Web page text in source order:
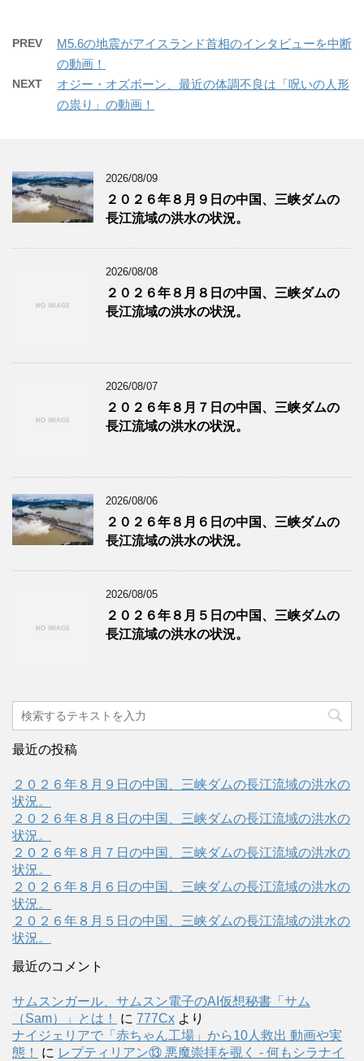
PREV
M5.6の地震がアイスランド首相のインタビューを中断
の動画！
NEXT
オジー・オズボーン、最近の体調不良は「呪いの人形
の祟り」の動画！
2026/08/09
２０２６年８月９日の中国、三峡ダムの
長江流域の洪水の状況。
2026/08/08
２０２６年８月８日の中国、三峡ダムの
長江流域の洪水の状況。
2026/08/07
２０２６年８月７日の中国、三峡ダムの
長江流域の洪水の状況。
2026/08/06
２０２６年８月６日の中国、三峡ダムの
長江流域の洪水の状況。
2026/08/05
２０２６年８月５日の中国、三峡ダムの
長江流域の洪水の状況。
最近の投稿
２０２６年８月９日の中国、三峡ダムの長江流域の洪水の
状況。
２０２６年８月８日の中国、三峡ダムの長江流域の洪水の
状況。
２０２６年８月７日の中国、三峡ダムの長江流域の洪水の
状況。
２０２６年８月６日の中国、三峡ダムの長江流域の洪水の
状況。
２０２６年８月５日の中国、三峡ダムの長江流域の洪水の
状況。
最近のコメント
サムスンガール、サムスン電子のAI仮想秘書「サム
（Sam）」とは！
に 777Cx より
ナイジェリアで「赤ちゃん工場」から10人救出 動画や実
態！
に レプティリアン⑬ 悪魔崇拝を覗く - 何もシラナイ